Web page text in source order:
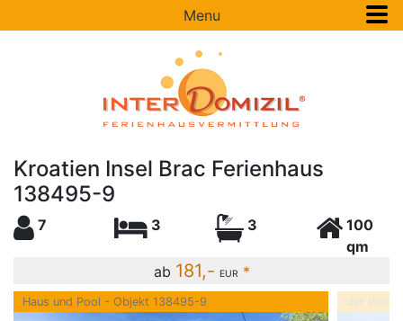
Menu
Kroatien Insel Brac Ferienhaus
138495-9
7 3 3
100
qm
ab 181,- EUR *
Haus und Pool - Objekt 138495-9 der Pool